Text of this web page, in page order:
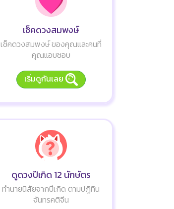
เช็คดวงสมพงษ์
เช็คดวงสมพงษ์ ของคุณและคนที่
คุณแอบชอบ
เริ่มดูกันเลย
ดูดวงปีเกิด 12 นักษัตร
ทำนายนิสัยจากปีเกิด ตามปฏิทิน
จันทรคติจีน